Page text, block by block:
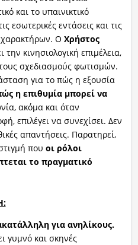
και το υπαινικτικό
εσωτερικές εντάσεις και τις
χαρακτήρων. Ο Χρήστος
κινησιολογική επιμέλεια,
σχεδιασμούς φωτισμών.
για το πώς η εξουσία
η επιθυμία μπορεί να
ακόμα και όταν
επιλέγει να συνεχίσει. Δεν
απαντήσεις. Παρατηρεί,
που οι ρόλοι
το πραγματικό
για ανηλίκους.
γυμνό και σκηνές